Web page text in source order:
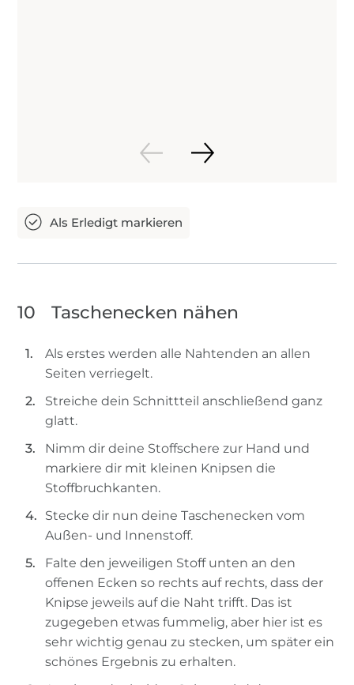
10 Taschenecken nähen
Als erstes werden alle Nahtenden an allen
Seiten verriegelt.
Streiche dein Schnittteil anschließend ganz
glatt.
Nimm dir deine Stoffschere zur Hand und
markiere dir mit kleinen Knipsen die
Stoffbruchkanten.
Stecke dir nun deine Taschenecken vom
Außen- und Innenstoff.
Falte den jeweiligen Stoff unten an den
offenen Ecken so rechts auf rechts, dass der
Knipse jeweils auf die Naht trifft. Das ist
zugegeben etwas fummelig, aber hier ist es
sehr wichtig genau zu stecken, um später ein
schönes Ergebnis zu erhalten.